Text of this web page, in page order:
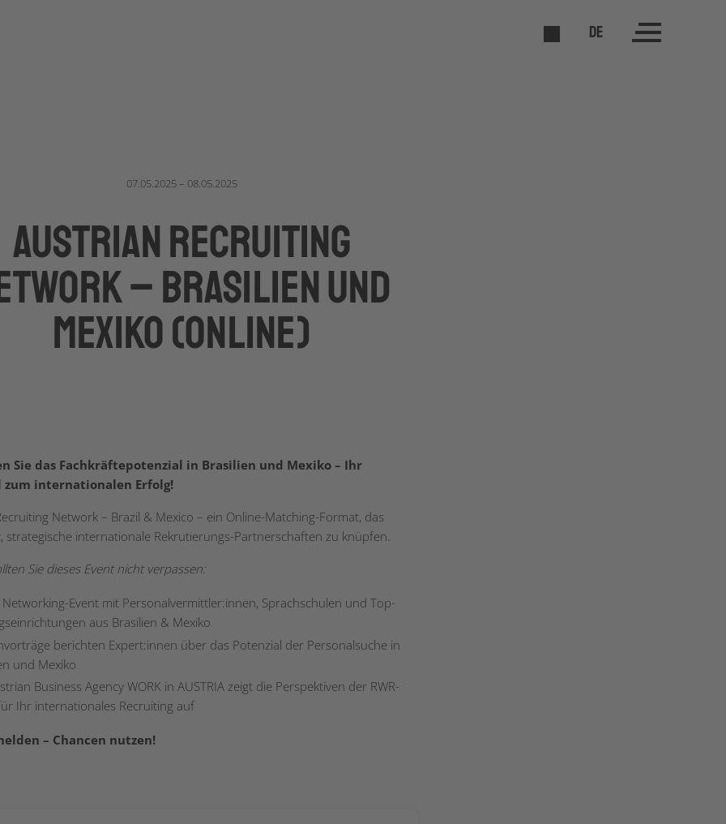
DE
07.05.2025 – 08.05.2025
Austrian Recruiting
– Brasilien und
Mexiko (Online)
Sie das Fachkräftepotenzial in Brasilien und Mexiko – Ihr
zum internationalen Erfolg!
Network – Brazil & Mexico – ein Online-Matching-Format, das
strategische internationale Rekrutierungs-Partnerschaften zu knüpfen.
Sie dieses Event nicht verpassen:
Networking-Event mit Personalvermittler:innen, Sprachschulen und Top-
aus Brasilien & Mexiko
berichten Expert:innen über das Potenzial der Personalsuche in
und Mexiko
Business Agency WORK in AUSTRIA zeigt die Perspektiven der RWR-
Ihr internationales Recruiting auf
– Chancen nutzen!